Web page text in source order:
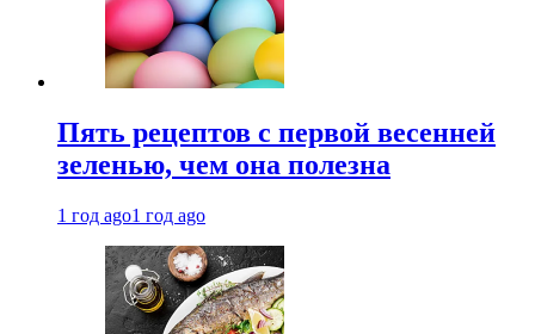
Пять рецептов с первой весенней
зеленью, чем она полезна
1 год ago1 год ago